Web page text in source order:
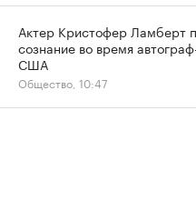
Актер Кристофер Ламберт
сознание во время
США
Общество, 10:47